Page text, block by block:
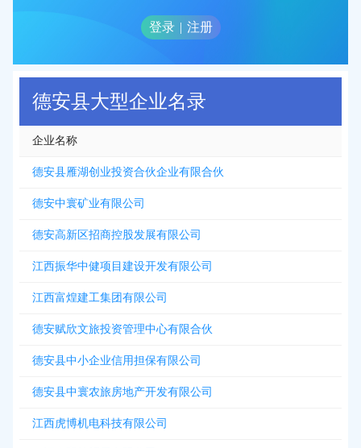
登录 | 注册
德安县大型企业名录
企业名称
德安县雁湖创业投资合伙企业有限合伙
德安中寰矿业有限公司
德安高新区招商控股发展有限公司
江西振华中健项目建设开发有限公司
江西富煌建工集团有限公司
德安赋欣文旅投资管理中心有限合伙
德安县中小企业信用担保有限公司
德安县中寰农旅房地产开发有限公司
江西虎博机电科技有限公司